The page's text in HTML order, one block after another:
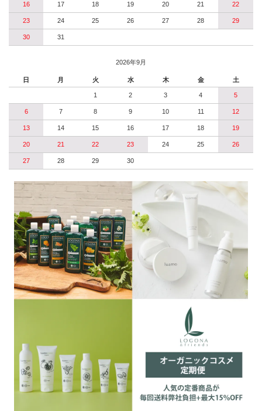
16 17 18 19 20 21 22
23 24 25 26 27 28 29
30 31
2026年9月
日 月 火 水 木 金 土
1 2 3 4 5
6 7 8 9 10 11 12
13 14 15 16 17 18 19
20 21 22 23 24 25 26
27 28 29 30